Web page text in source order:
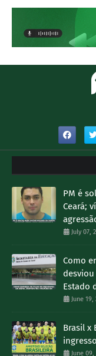
PM é
Ceará;
July 07,
Como
Estado
June 19,
Brasil x
June 09,